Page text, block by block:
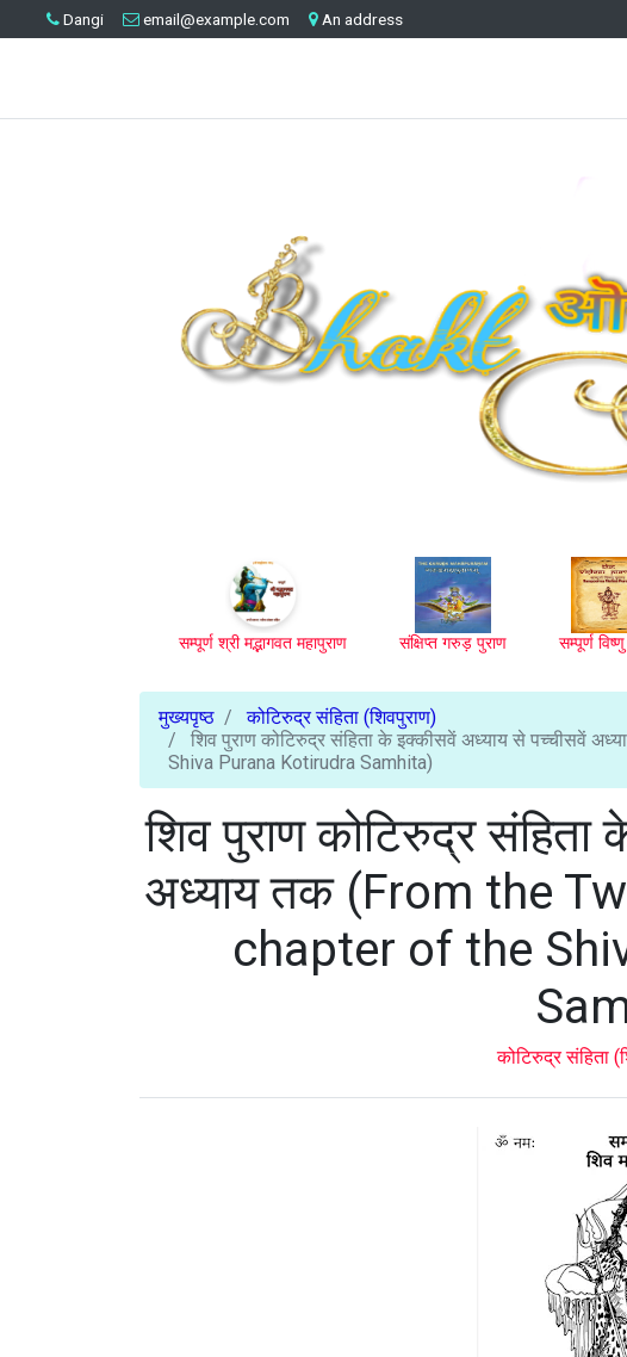
Dangi email@example.com An address
सम्पूर्ण श्री मद्भागवत महापुराण संक्षिप्त गरुड़ पुराण सम्पूर्ण
मुख्यपृष्ठ
कोटिरुद्र संहिता (शिवपुराण)
शिव पुराण कोटिरुद्र संहिता के इक्कीसवें अध्याय से पच्चीसवें
Shiva Purana Kotirudra Samhita)
शिव पुराण कोटिरुद्र
अध्याय तक (From the
chapter of the
कोटिरुद्र संहिता